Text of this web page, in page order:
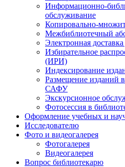
Информационно-
обслуживание
Копировально-
Межбиблиотечный
Электронная
Избирательное
(ИРИ)
Индексирование
Размещение изданий
САФУ
Экскурсионное
Фотосессия в
Оформление учебных и
Исследователю
Фото и видеогалерея
Фотогалерея
Видеогалерея
Вопрос библиотекарю